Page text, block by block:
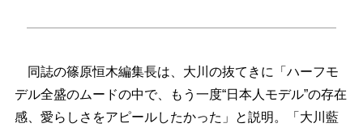
同誌の篠原恒木編集長は、大川の抜てきに「ハーフモ
デル全盛のムードの中で、もう一度“日本人モデル”の存在
感、愛らしさをアピールしたかった」と説明。「大川藍